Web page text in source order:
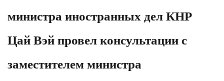
министра иностранных дел КНР
Цай Вэй провел консультации с
заместителем министра